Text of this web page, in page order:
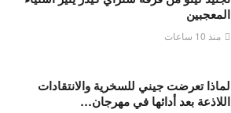
المعجبين
منذ 10 ساعات
لماذا تعرضت جيني للسخرية والانتقادات
اللاذعة بعد أدائها في مهرجان…